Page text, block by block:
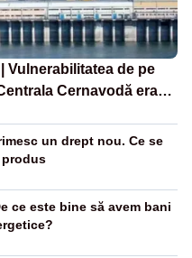
Vulnerabilitatea de pe
Cernavodă era
un drept nou. Ce se
ce este bine să avem bani